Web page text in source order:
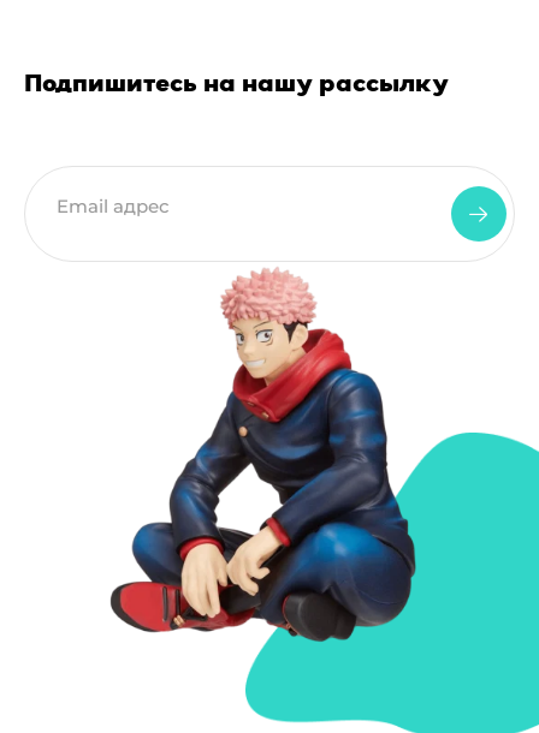
Подпишитесь на нашу рассылку